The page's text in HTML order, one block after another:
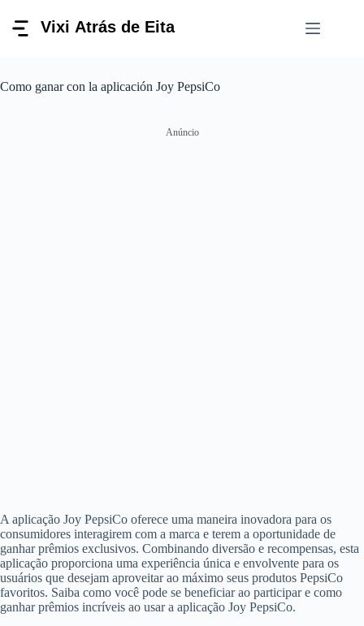
para
Como ganar con la aplicación Joy PepsiCo
Anúncio
A aplicação Joy PepsiCo oferece uma maneira inovadora para os
consumidores interagirem com a marca e terem a oportunidade de
ganhar prêmios exclusivos. Combinando diversão e recompensas, esta
aplicação proporciona uma experiência única e envolvente para os
usuários que desejam aproveitar ao máximo seus produtos PepsiCo
favoritos. Saiba como você pode se beneficiar ao participar e como
ganhar prêmios incríveis ao usar a aplicação Joy PepsiCo.